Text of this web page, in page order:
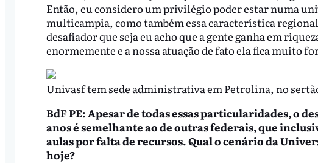
Então, eu considero um privilégio poder estar numa
multicampia, como também essa característica
desafiador que seja eu acho que a gente ganha em
enormemente e a nossa atuação de fato ela fica muito
Univasf tem sede administrativa em Petrolina, no
BdF PE: Apesar de todas essas particularidades, o
anos é semelhante ao de outras federais, que
aulas por falta de recursos. Qual o cenário da
hoje?